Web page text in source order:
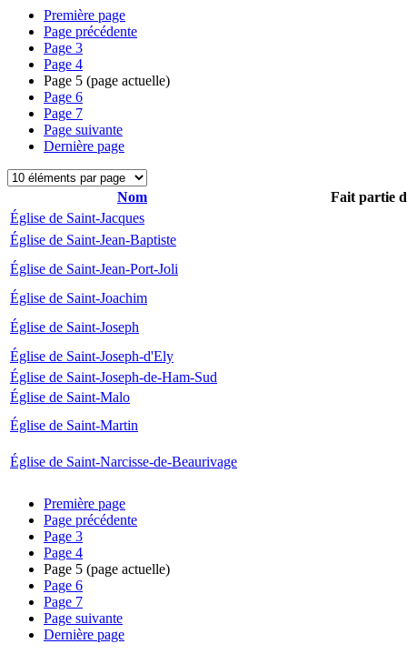
Première page
Page précédente
Page 3
Page 4
Page 5 (page actuelle)
Page 6
Page 7
Page suivante
Dernière page
Nom
Fait partie
Église de Saint-Jacques
Église de Saint-Jean-Baptiste
Église de Saint-Jean-Port-Joli
Église de Saint-Joachim
Église de Saint-Joseph
Église de Saint-Joseph-d'Ely
Église de Saint-Joseph-de-Ham-Sud
Église de Saint-Malo
Église de Saint-Martin
Église de Saint-Narcisse-de-Beaurivage
Première page
Page précédente
Page 3
Page 4
Page 5 (page actuelle)
Page 6
Page 7
Page suivante
Dernière page